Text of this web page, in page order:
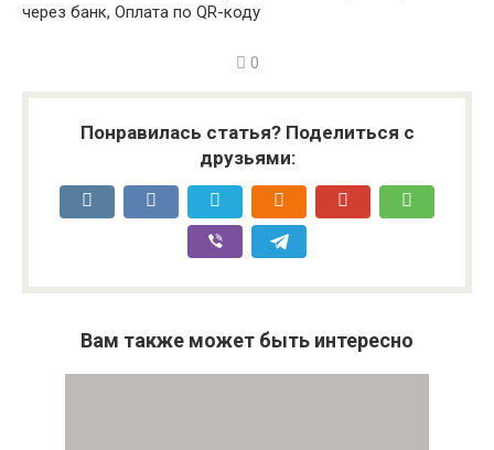
через банк, Оплата по QR-коду
0
Понравилась статья? Поделиться с
друзьями:
Вам также может быть интересно